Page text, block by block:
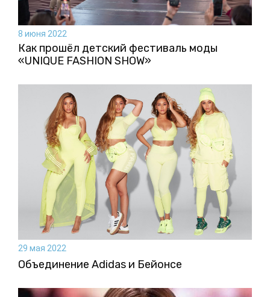
8 июня 2022
Как прошёл детский фестиваль моды
«UNIQUE FASHION SHOW»
29 мая 2022
Объединение Adidas и Бейонсе